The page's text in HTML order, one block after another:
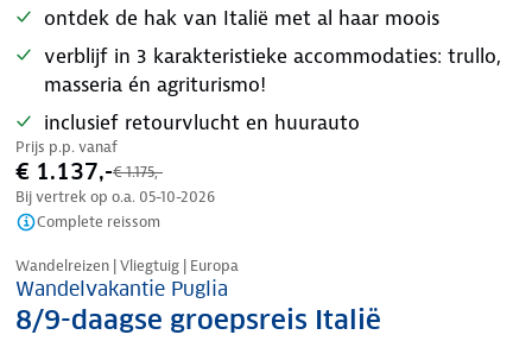
ontdek de hak van Italië met al haar moois
verblijf in 3 karakteristieke accommodaties: trullo,
masseria én agriturismo!
inclusief retourvlucht en huurauto
Prijs p.p. vanaf
€ 1.137,-€ 1.175,-
Bij vertrek op o.a. 05-10-2026
Complete reissom
Tijdelijk in prijs verlaagd
Wandelreizen | Vliegtuig | Europa
Wandelvakantie Puglia
8/9-daagse groepsreis Italië